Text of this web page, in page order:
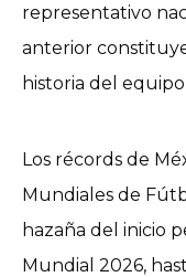
representativo
anterior
historia del
Los récords de
Mundiales de
hazaña del inicio
Mundial 2026,